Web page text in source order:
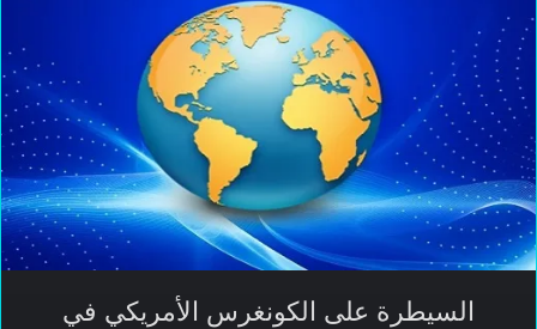
السيطرة على الكونغرس الأمريكي في